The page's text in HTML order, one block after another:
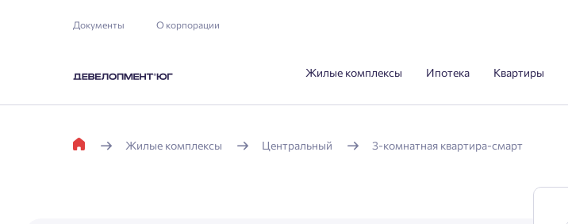
Документы О корпорации
Жилые комплексы Ипотека Квартиры
Жилые комплексы Центральный 3-комнатная квартира-смарт